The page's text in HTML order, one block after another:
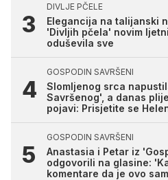
DIVLJE PČELE
Elegancija na talijanski
'Divljih pčela' novim
oduševila sve
GOSPODIN SAVRŠENI
Slomljenog srca
Savršenog', a danas
pojavi: Prisjetite se
GOSPODIN SAVRŠENI
Anastasia i Petar iz
odgovorili na glasine:
komentare da je ovo